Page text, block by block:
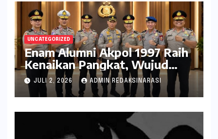
UNCATEGORIZED
Enam Alumni Akpol 1997 Raih
Kenaikan Pangkat, Wujud
Penghargaan atas Pengabdian
kepada Negara
JULI 2, 2026 ADMIN REDAKSINARASI